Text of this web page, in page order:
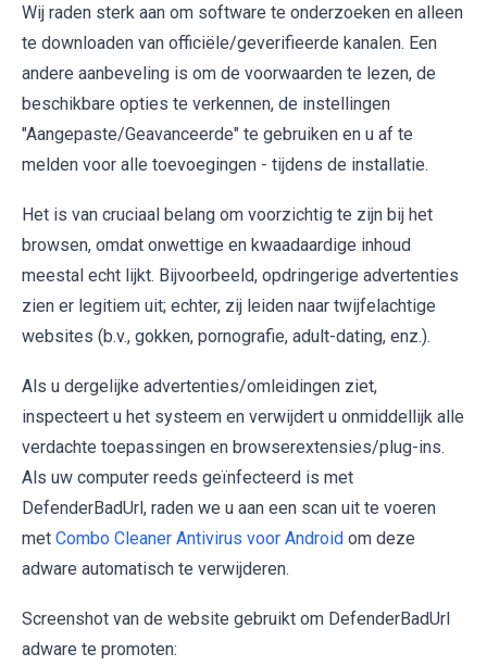
Wij raden sterk aan om software te onderzoeken en alleen
te downloaden van officiële/geverifieerde kanalen. Een
andere aanbeveling is om de voorwaarden te lezen, de
beschikbare opties te verkennen, de instellingen
"Aangepaste/Geavanceerde" te gebruiken en u af te
melden voor alle toevoegingen - tijdens de installatie.
Het is van cruciaal belang om voorzichtig te zijn bij het
browsen, omdat onwettige en kwaadaardige inhoud
meestal echt lijkt. Bijvoorbeeld, opdringerige advertenties
zien er legitiem uit; echter, zij leiden naar twijfelachtige
websites (b.v., gokken, pornografie, adult-dating, enz.).
Als u dergelijke advertenties/omleidingen ziet,
inspecteert u het systeem en verwijdert u onmiddellijk alle
verdachte toepassingen en browserextensies/plug-ins.
Als uw computer reeds geïnfecteerd is met
DefenderBadUrl, raden we u aan een scan uit te voeren
met Combo Cleaner Antivirus voor Android om deze
adware automatisch te verwijderen.
Screenshot van de website gebruikt om DefenderBadUrl
adware te promoten: